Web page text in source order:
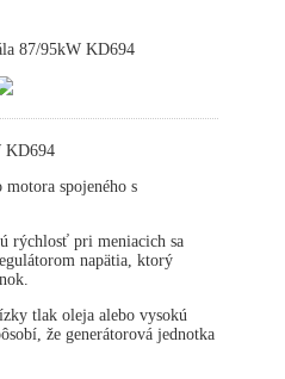
87/95kW KD694
KD694
motora spojeného s
rýchlosť pri meniacich sa
napätia, ktorý
tlak oleja alebo vysokú
že generátorová jednotka